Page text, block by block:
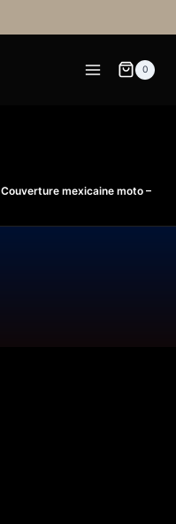
0
Couverture mexicaine moto –